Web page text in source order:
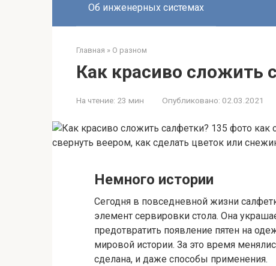
Об инженерных системах
Главная » О разном
Как красиво сложить
На чтение: 23 мин Опубликовано: 02.03.2021
Немного истории
Сегодня в повседневной жизни
элемент сервировки стола. Она
предотвратить появление пятен на
мировой истории. За это время
сделана, и даже способы применения.